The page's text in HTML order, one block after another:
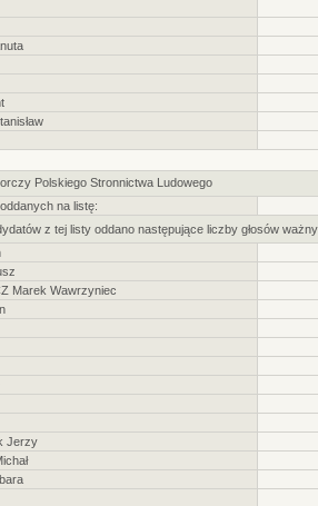
Polskiego Stronnictwa Ludowego
na listę:
z tej listy oddano następujące liczby głosów
Marek Wawrzyniec
Jerzy